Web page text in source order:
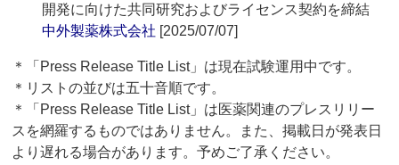
開発に向けた共同研究およびライセンス契約を締結
中外製薬株式会社 [2025/07/07]
＊「Press Release Title List」は現在試験運用中です。
＊リストの並びは五十音順です。
＊「Press Release Title List」は医薬関連のプレスリリー
スを網羅するものではありません。また、掲載日が発表日
より遅れる場合があります。予めご了承ください。